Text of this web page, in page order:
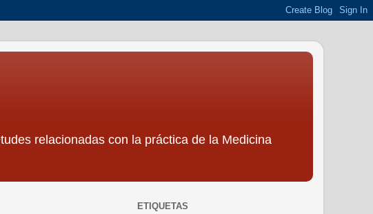
relacionadas con la práctica de la Medicina
ETIQUETAS